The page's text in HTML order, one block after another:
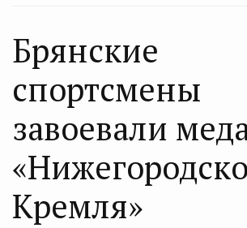
Брянские
спортсмены
завоевали
Кремля»